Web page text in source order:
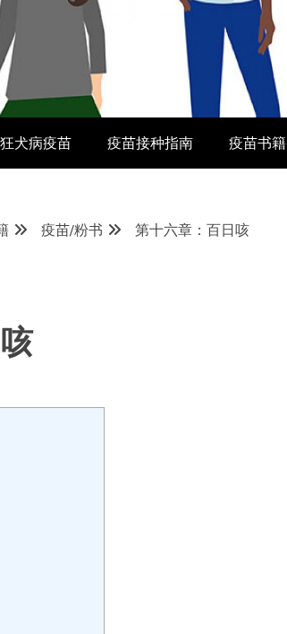
狂犬病疫苗 疫苗接种指南 疫苗书籍
疫苗/粉书 第十六章：百日咳